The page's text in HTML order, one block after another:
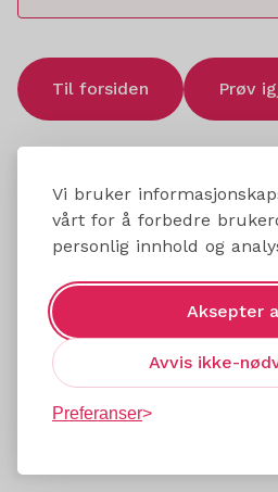
Vi bruker
vårt for å forbedre
personlig innhold og
Aksepter
Avvis ikke-
Preferanser
Til forsiden Prøv